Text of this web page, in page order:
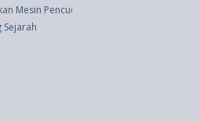
Mesin Pencuci Piring